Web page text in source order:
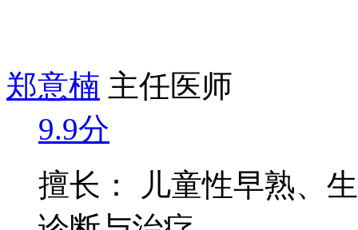
郑意楠 主任医师
9.9分
擅长： 儿童性早熟、